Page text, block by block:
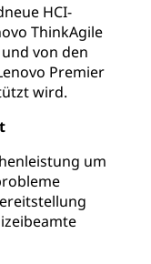
HCI-
ThinkAgile
von den
Premier
wird.
um